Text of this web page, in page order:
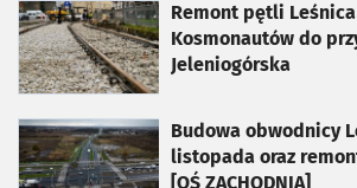
Remont pętli
Kosmonautów do
Jeleniogórska
otworzy się w nowej karcie
Budowa obwodnicy
listopada oraz
[OŚ ZACHODNIA]
otworzy się w nowej karcie